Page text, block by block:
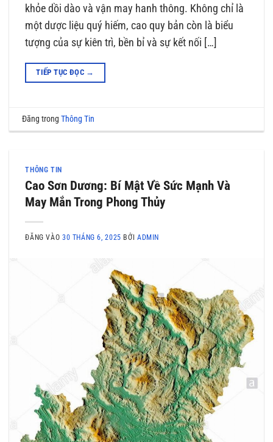
khỏe dồi dào và vận may hanh thông. Không chỉ là
một dược liệu quý hiếm, cao quy bản còn là biểu
tượng của sự kiên trì, bền bỉ và sự kết nối […]
TIẾP TỤC ĐỌC →
Đăng trongThông Tin
THÔNG TIN
Cao Sơn Dương: Bí Mật Về Sức Mạnh Và
May Mắn Trong Phong Thủy
ĐĂNG VÀO 30 THÁNG 6, 2025 BỞI ADMIN